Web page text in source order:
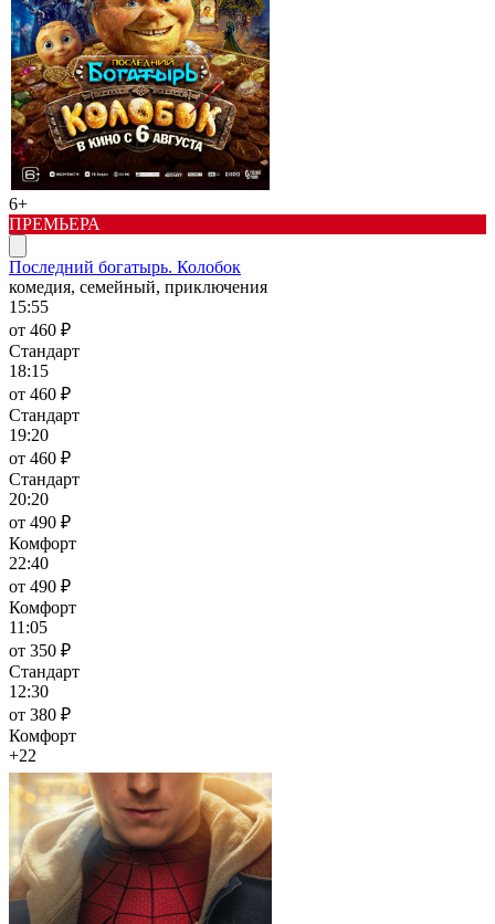
6+
ПРЕМЬЕРА
Последний богатырь. Колобок
комедия, семейный, приключения
15:55
от 460 ₽
Стандарт
18:15
от 460 ₽
Стандарт
19:20
от 460 ₽
Стандарт
20:20
от 490 ₽
Комфорт
22:40
от 490 ₽
Комфорт
11:05
от 350 ₽
Стандарт
12:30
от 380 ₽
Комфорт
+22